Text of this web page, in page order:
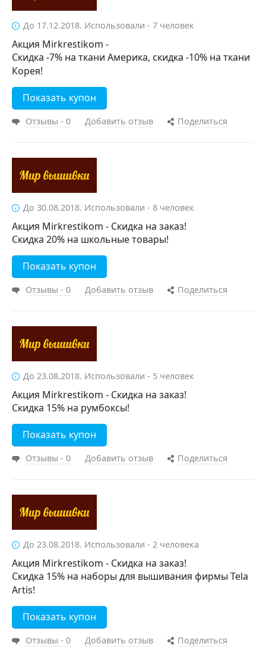
До 17.12.2018. Использовали - 7 человек
Акция Mirkrestikom -
Скидка -7% на ткани Америка, скидка -10% на ткани
Корея!
Показать купон
Отзывы - 0 Добавить отзыв Поделиться
До 30.08.2018. Использовали - 8 человек
Акция Mirkrestikom - Скидка на заказ!
Скидка 20% на школьные товары!
Показать купон
Отзывы - 0 Добавить отзыв Поделиться
До 23.08.2018. Использовали - 5 человек
Акция Mirkrestikom - Скидка на заказ!
Скидка 15% на румбоксы!
Показать купон
Отзывы - 0 Добавить отзыв Поделиться
До 23.08.2018. Использовали - 2 человека
Акция Mirkrestikom - Скидка на заказ!
Скидка 15% на наборы для вышивания фирмы Tela
Artis!
Показать купон
Отзывы - 0 Добавить отзыв Поделиться